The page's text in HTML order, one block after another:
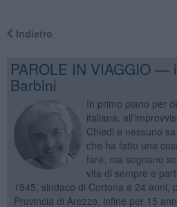
Indietro
PAROLE IN VIAGGIO —
Barbini
In primo piano per
italiana,
Chiedi e nessuno
che ha fatto una
fare, ma sognano
vita di sempre e
1945, sindaco di Cortona a 24 anni,
Provincia di Arezzo, infine per 15